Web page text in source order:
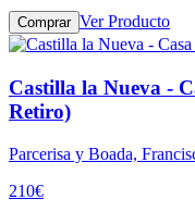
Comprar Ver Producto
Castilla la Nueva -
Retiro)
Parcerisa y Boada,
210€